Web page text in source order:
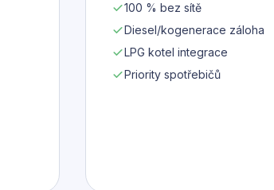
100 % bez sítě
Diesel/kogenerace záloha
LPG kotel integrace
Priority spotřebičů